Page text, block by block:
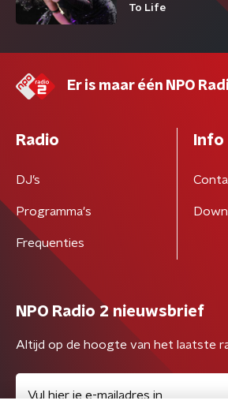
To Life
Er is maar één NPO
Radio
DJ’s
Programma's
Frequenties
Info
NPO Radio 2 nieuwsbrief
Altijd op de hoogte van het laatste